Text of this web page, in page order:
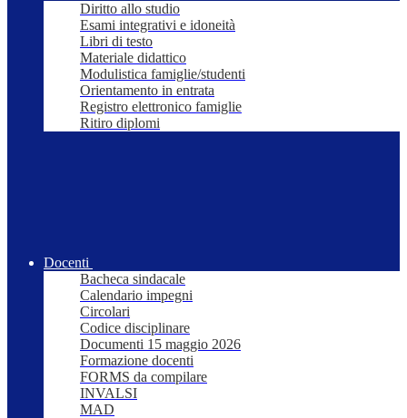
Diritto allo studio
Esami integrativi e idoneità
Libri di testo
Materiale didattico
Modulistica famiglie/studenti
Orientamento in entrata
Registro elettronico famiglie
Ritiro diplomi
Docenti
Bacheca sindacale
Calendario impegni
Circolari
Codice disciplinare
Documenti 15 maggio 2026
Formazione docenti
FORMS da compilare
INVALSI
MAD